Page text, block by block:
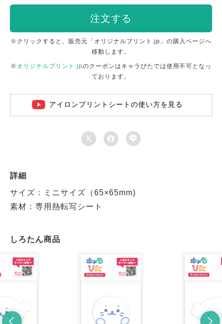
注文する
※クリックすると、販売元「オリジナルプリント.jp」の購入ページへ
移動します。
※ オリジナルプリント.jpのクーポンはキャラぴたでは使用不可となっ
ております。
アイロンプリントシートの使い方を見る
  
詳細
サイズ：ミニサイズ（65×65mm)
素材：専用熱転写シート
しろたん商品